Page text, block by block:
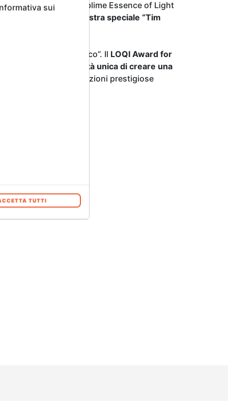
Biennale
“The Sublime Essence of Light
sarà dedicato alla mostra speciale “Tim
“Lorenzo il Magnifi co”. Il LOQI Award for
vincitore l’opportunità unica di creare una
con istituzioni prestigiose
sui
TUTTI